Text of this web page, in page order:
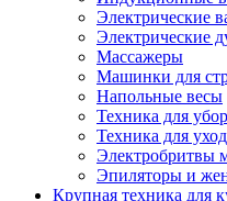
Электрические
Электрические
Массажеры
Машинки для
Напольные весы
Техника для
Техника для
Электробритвы
Эпиляторы и
Крупная техника для